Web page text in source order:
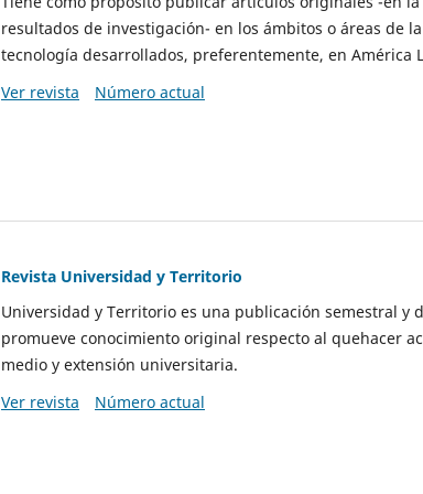
resultados de investigación- en los ámbitos o áreas de
tecnología desarrollados, preferentemente, en América
Ver revista
Número actual
Revista Universidad y Territorio
Universidad y Territorio es una publicación semestral y
promueve conocimiento original respecto al quehacer
medio y extensión universitaria.
Ver revista
Número actual